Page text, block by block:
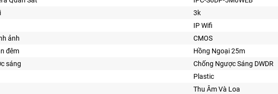
3k
IP Wifi
ảnh
CMOS
đêm
Hồng Ngoại 25m
sáng
Chống Ngược Sáng DWDR
Plastic
Thu Âm Và Loa